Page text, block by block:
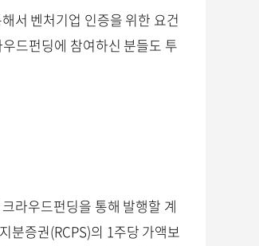
서 벤처기업 인증을 위한 요건
드펀딩에 참여하신 분들도 투
라우드펀딩을 통해 발행할 계
분증권(RCPS)의 1주당 가액보